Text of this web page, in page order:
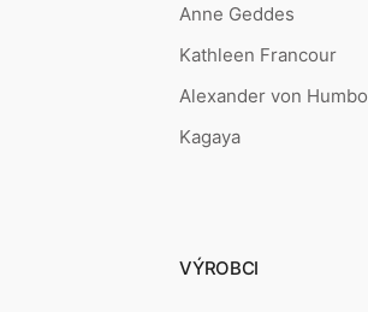
Anne Geddes
Kathleen Francour
Alexander von
Kagaya
VÝROBCI